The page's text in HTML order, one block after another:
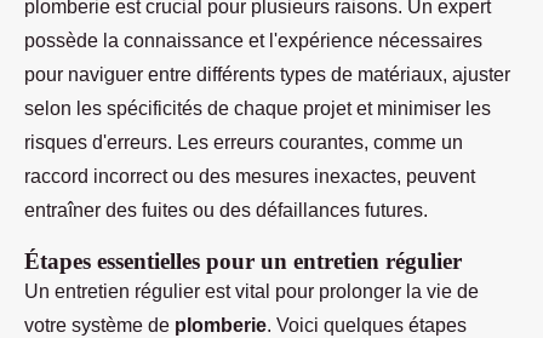
plomberie est crucial pour plusieurs raisons. Un expert
possède la connaissance et l'expérience nécessaires
pour naviguer entre différents types de matériaux, ajuster
selon les spécificités de chaque projet et minimiser les
risques d'erreurs. Les erreurs courantes, comme un
raccord incorrect ou des mesures inexactes, peuvent
entraîner des fuites ou des défaillances futures.
Étapes essentielles pour un entretien régulier
Un entretien régulier est vital pour prolonger la vie de
votre système de plomberie. Voici quelques étapes